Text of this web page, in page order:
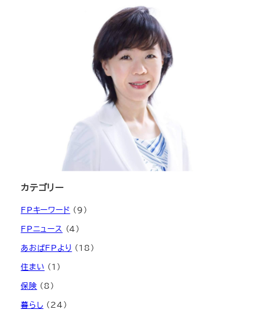
カテゴリー
FPキーワード (9)
FPニュース (4)
あおばFPより (18)
住まい (1)
保険 (8)
暮らし (24)